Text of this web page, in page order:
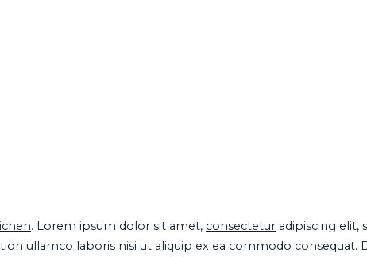
. Lorem ipsum dolor sit amet, consectetur adipiscing elit,
ullamco laboris nisi ut aliquip ex ea commodo consequat.